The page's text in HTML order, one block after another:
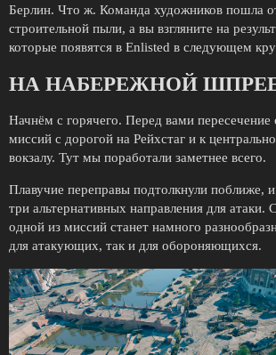
Берлин. Что ж. Команда художников пошла
строительной пыли, а вы взгляните на
которые появятся в Enlisted в следующем
НА НАБЕРЕЖНОЙ
Начнём с горячего. Перед вами пересечение
миссий с дорогой на Рейхстаг и к
вокзалу. Тут мы поработали заметнее всего.
Плавучие переправы подтолкнули поближе, и
три альтернативных направления для атаки.
одной из миссий станет намного
для атакующих, так и для обороняющихся.